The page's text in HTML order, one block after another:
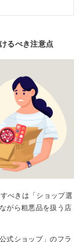
るべき注意点
べきは「ショップ選
がら粗悪品を扱う店
式ショップ」のフラ